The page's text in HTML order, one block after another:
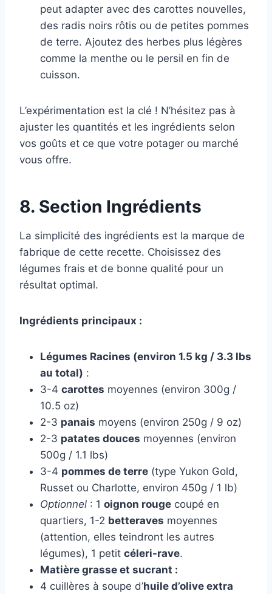
peut adapter avec des carottes nouvelles,
des radis noirs rôtis ou de petites pommes
de terre. Ajoutez des herbes plus légères
comme la menthe ou le persil en fin de
cuisson.
L’expérimentation est la clé ! N’hésitez pas à
ajuster les quantités et les ingrédients selon
vos goûts et ce que votre potager ou marché
vous offre.
8. Section Ingrédients
La simplicité des ingrédients est la marque de
fabrique de cette recette. Choisissez des
légumes frais et de bonne qualité pour un
résultat optimal.
Ingrédients principaux :
Légumes Racines (environ 1.5 kg / 3.3 lbs
au total) :
3-4 carottes moyennes (environ 300g /
10.5 oz)
2-3 panais moyens (environ 250g / 9 oz)
2-3 patates douces moyennes (environ
500g / 1.1 lbs)
3-4 pommes de terre (type Yukon Gold,
Russet ou Charlotte, environ 450g / 1 lb)
Optionnel : 1 oignon rouge coupé en
quartiers, 1-2 betteraves moyennes
(attention, elles teindront les autres
légumes), 1 petit céleri-rave.
Matière grasse et sucrant :
4 cuillères à soupe d’huile d’olive extra